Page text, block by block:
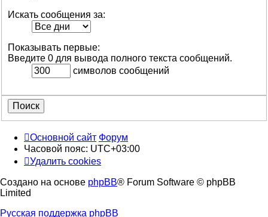
Искать сообщения за:
Показывать первые:
Введите 0 для вывода полного текста сообщений.
символов сообщений
Основной сайт Форум
Часовой пояс: UTC+03:00
Удалить cookies
Создано на основе phpBB® Forum Software © phpBB
Limited
Русская поддержка phpBB